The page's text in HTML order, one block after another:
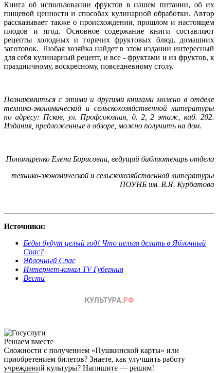
Книга об использовании фруктов в нашем питании, об их
пищевой ценности и способах кулинарной обработки. Автор
рассказывает также о происхождении, прошлом и настоящем
плодов и ягод. Основное содержание книги составляют
рецепты холодных и горячих фруктовых блюд, домашних
заготовок. Любая хозяйка найдет в этом издании интересный
для себя кулинарный рецепт, и все - фруктами и из фруктов, к
праздничному, воскресному, повседневному столу.
Познакомиться с этими и другими книгами можно в отделе
технико-экономической и сельскохозяйственной литературы
по адресу: Псков, ул. Профсоюзная, д. 2, 2 этаж, каб. 202.
Издания, предложенные в обзоре, можно получить на дом.
Пономаренко Елена Борисовна, ведущий библиотекарь отдела
технико-экономической и сельскохозяйственной литературы
ПОУНБ им. В.Я. Курбатова
Источники:
Беды будут целый год! Что нельзя делать в Яблочный
Спас?
Яблочный Спас
Интернет-канал TV Губерния
Вести
Решаем вместе
Сложности с получением «Пушкинской карты» или
приобретением билетов? Знаете, как улучшить работу
учреждений культуры? Напишите — решим!